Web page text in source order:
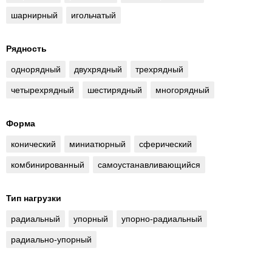
шарнирный игольчатый
Рядность
однорядный двухрядный трехрядный
четырехрядный шестирядный многорядный
Форма
конический миниатюрный сферический
комбинированный самоустанавливающийся
Тип нагрузки
радиальный упорный упорно-радиальный
радиально-упорный